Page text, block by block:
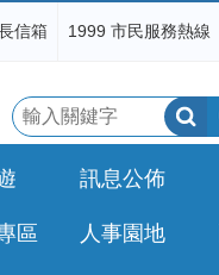
信箱 1999 市民服務熱線
訊息公佈
區 人事園地